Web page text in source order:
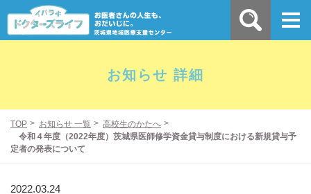
お知らせ 詳細
TOP お知らせ 一覧
高校生のかたへ
令和４年度（2022年度）茨城県医師修学資金貸与制度における新規貸与予
定者の発表について
2022.03.24